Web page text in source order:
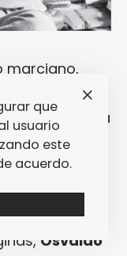
la lengua, «El
ahora
de un
de una
de
Osvaldo
que
usuario
este
acuerdo.